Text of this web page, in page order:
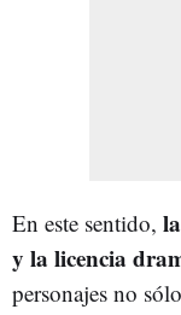
En este sentido,
y la licencia
personajes no